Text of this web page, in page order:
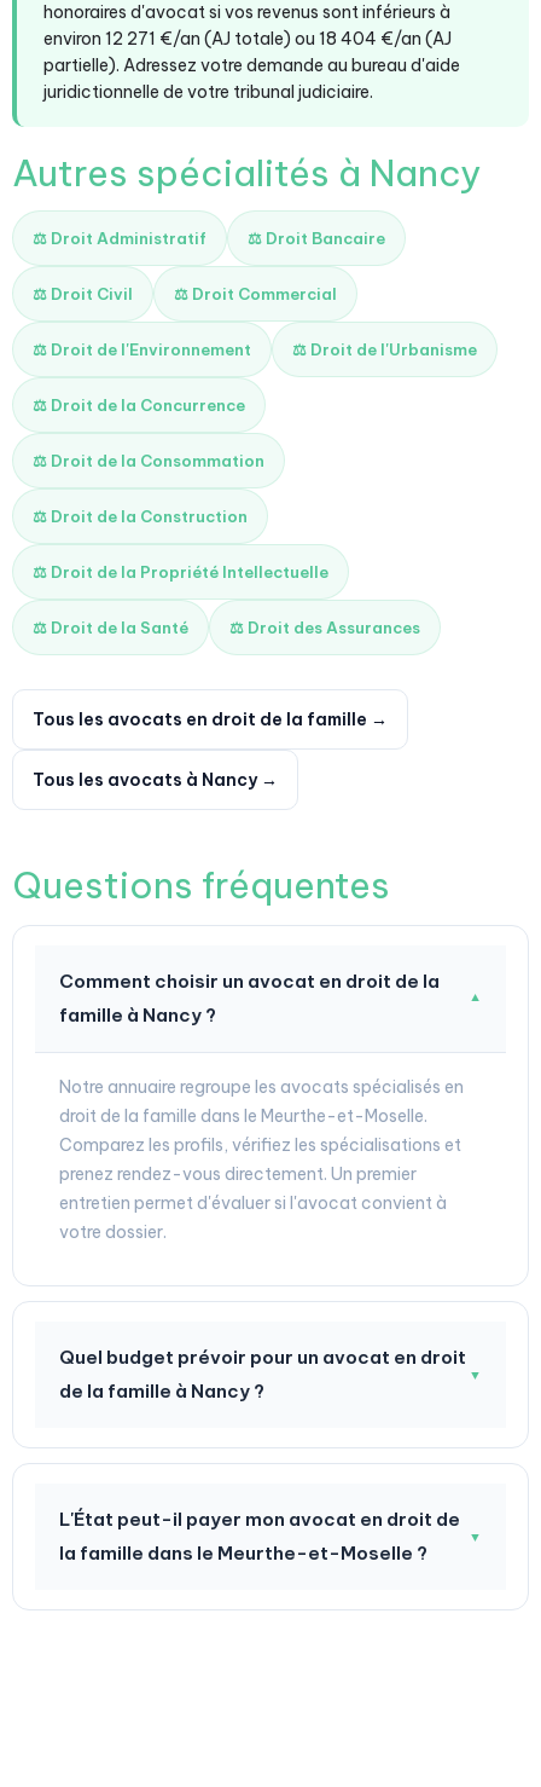
honoraires d'avocat si vos revenus sont inférieurs à
environ 12 271 €/an (AJ totale) ou 18 404 €/an (AJ
partielle). Adressez votre demande au bureau d'aide
juridictionnelle de votre tribunal judiciaire.
Autres spécialités à Nancy
⚖️ Droit Administratif ⚖️ Droit Bancaire
⚖️ Droit Civil ⚖️ Droit Commercial
⚖️ Droit de l'Environnement ⚖️ Droit de l'Urbanisme
⚖️ Droit de la Concurrence
⚖️ Droit de la Consommation
⚖️ Droit de la Construction
⚖️ Droit de la Propriété Intellectuelle
⚖️ Droit de la Santé ⚖️ Droit des Assurances
Tous les avocats en droit de la famille →
Tous les avocats à Nancy →
Questions fréquentes
Comment choisir un avocat en droit de la
famille à Nancy ?
▼
Notre annuaire regroupe les avocats spécialisés en
droit de la famille dans le Meurthe-et-Moselle.
Comparez les profils, vérifiez les spécialisations et
prenez rendez-vous directement. Un premier
entretien permet d'évaluer si l'avocat convient à
votre dossier.
Quel budget prévoir pour un avocat en droit
de la famille à Nancy ?
▼
L'État peut-il payer mon avocat en droit de
la famille dans le Meurthe-et-Moselle ?
▼